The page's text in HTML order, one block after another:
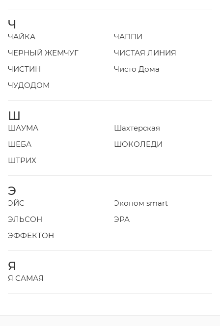
Ч
ЧАЙКА
ЧАППИ
ЧЕРНЫЙ ЖЕМЧУГ
ЧИСТАЯ ЛИНИЯ
ЧИСТИН
Чисто Дома
ЧУДОДОМ
Ш
ШАУМА
Шахтерская
ШЕБА
ШОКОЛЕДИ
ШТРИХ
Э
ЭЙС
Эконом smart
ЭЛЬСОН
ЭРА
ЭФФЕКТОН
Я
Я САМАЯ